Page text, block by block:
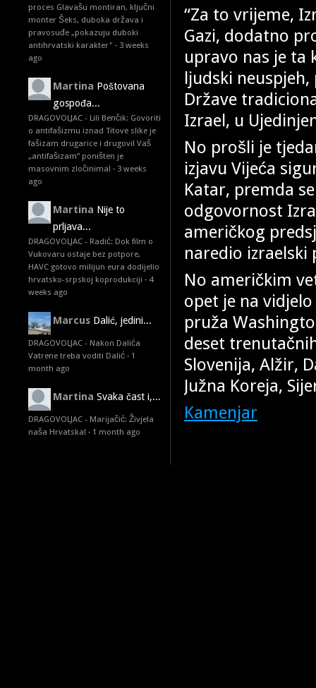
proces Glavašu montiran, ključni
monter Šeks, duboka država i
pravosuđe „pokazuju duboki
antihrvatski karakter" · 3 weeks
ago
Martina Poštovana
gospođa...
DRAGOVOLJAC - Lili Benčik: Govoriti
o antifašizmu iznad Titove slike je
fašizam drugarice i drugovi! Vaš
„antifašizam“ poništen je
masovnim zločinima! · 3 weeks
ago
Martina Nije to
prljava...
DRAGOVOLJAC - Radić: Dok film o
Vukovaru ostaje bez potpore,
HAVC gotovo milijun eura dodijelio
hrvatsko-srpskoj koprodukciji · 4
weeks ago
Marcus Dalić, jedini...
DRAGOVOLJAC - Nakon Dalića
Vatrene treba voditi Dalić · 1
month ago
Martina Svaka čast i,...
DRAGOVOLJAC - Marijačić: Živjela
naša Hrvatska! · 1 month ago
“Za to vrijeme,
Gazi, dodatno
upravo nas je
ljudski
Države
Izrael, u
No prošli je
izjavu Vijeća
Katar, premda
odgovornost
američkog
naredio
No američkim
opet je na
pruža
deset
Slovenija, Alžir,
Južna Koreja,
Kamenjar